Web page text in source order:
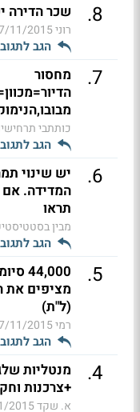
8
. שכר הדירה
רוני11/2015 18:20
הגב
7
.
מחסור
כותתבי
הגב
6
.
יש שינוי
המדידה. אם
תראו
מבין
הגב
5
.
(ל"ת)
רמי11/2015 11:12
הגב
4
.
מנטליות
+צרכנות
א. שקד10:02